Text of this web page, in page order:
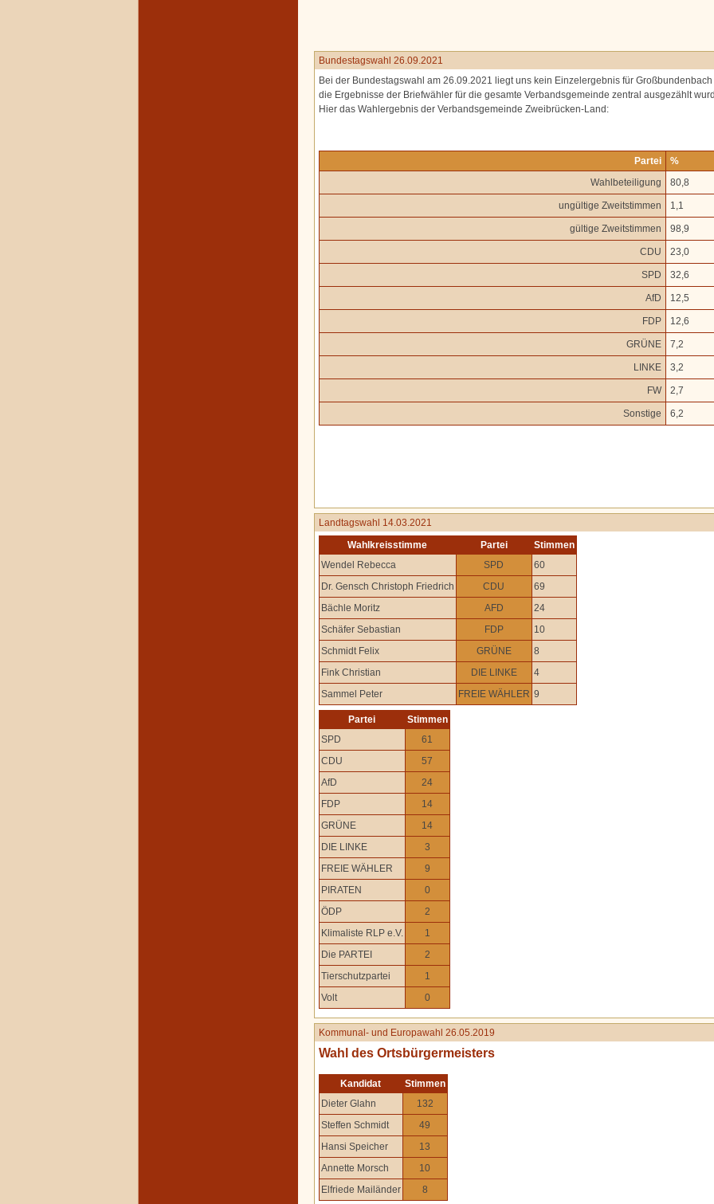
Bundestagswahl 26.09.2021
Bei der Bundestagswahl am 26.09.2021 liegt uns kein Einzelergebnis für Großbundenbach
die Ergebnisse der Briefwähler für die gesamte Verbandsgemeinde zentral ausgezählt
Hier das Wahlergebnis der Verbandsgemeinde Zweibrücken-Land:
Partei
%
Wahlbeteiligung
80,8
ungültige Zweitstimmen 1,1
gültige Zweitstimmen 98,9
CDU 23,0
SPD 32,6
AfD 12,5
FDP 12,6
GRÜNE 7,2
LINKE 3,2
FW 2,7
Sonstige 6,2
Landtagswahl 14.03.2021
Wahlkreisstimme
Partei
Stimmen
Wendel Rebecca
SPD
60
Dr. Gensch Christoph Friedrich
CDU
69
Bächle Moritz
AFD
24
Schäfer Sebastian
FDP
10
Schmidt Felix
GRÜNE
8
Fink Christian
DIE LINKE
4
Sammel Peter
FREIE WÄHLER 9
Partei
Stimmen
SPD
61
CDU
57
AfD
24
FDP
14
GRÜNE
14
DIE LINKE
3
FREIE WÄHLER
9
PIRATEN
0
ÖDP
2
Klimaliste RLP e.V.
1
Die PARTEI
2
Tierschutzpartei
1
Volt
0
Kommunal- und Europawahl 26.05.2019
Wahl des Ortsbürgermeisters
Kandidat
Stimmen
Dieter Glahn
132
Steffen Schmidt
49
Hansi Speicher
13
Annette Morsch
10
Elfriede Mailänder
8